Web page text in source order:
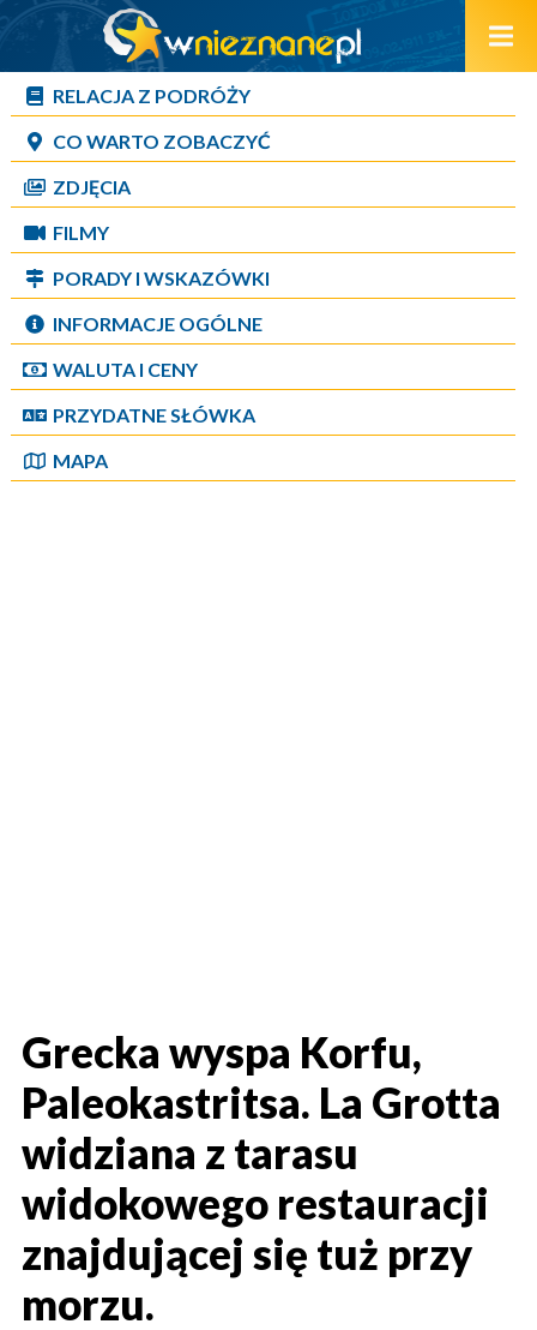
RELACJA Z PODRÓŻY
CO WARTO ZOBACZYĆ
ZDJĘCIA
FILMY
PORADY I WSKAZÓWKI
INFORMACJE OGÓLNE
WALUTA I CENY
PRZYDATNE SŁÓWKA
MAPA
Grecka wyspa Korfu,
Paleokastritsa. La Grotta
widziana z tarasu
widokowego restauracji
znajdującej się tuż przy
morzu.